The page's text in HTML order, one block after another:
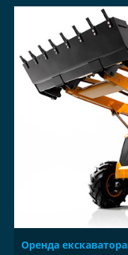
Оренда екскаватора